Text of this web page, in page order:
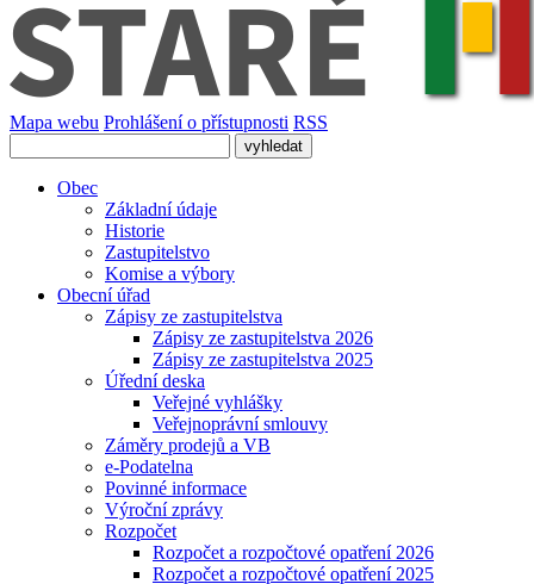
Mapa webu Prohlášení o přístupnosti RSS
Obec
Základní údaje
Historie
Zastupitelstvo
Komise a výbory
Obecní úřad
Zápisy ze zastupitelstva
Zápisy ze zastupitelstva 2026
Zápisy ze zastupitelstva 2025
Úřední deska
Veřejné vyhlášky
Veřejnoprávní smlouvy
Záměry prodejů a VB
e-Podatelna
Povinné informace
Výroční zprávy
Rozpočet
Rozpočet a rozpočtové opatření 2026
Rozpočet a rozpočtové opatření 2025